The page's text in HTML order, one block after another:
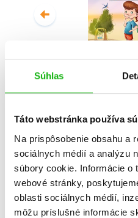
Súhlas
Táto webstránka používa
Na prispôsobenie obsahu a
sociálnych médií a analýzu
súbory cookie. Informácie o
webové stránky,
oblasti sociálnych médií,
môžu príslušné informácie
Celá